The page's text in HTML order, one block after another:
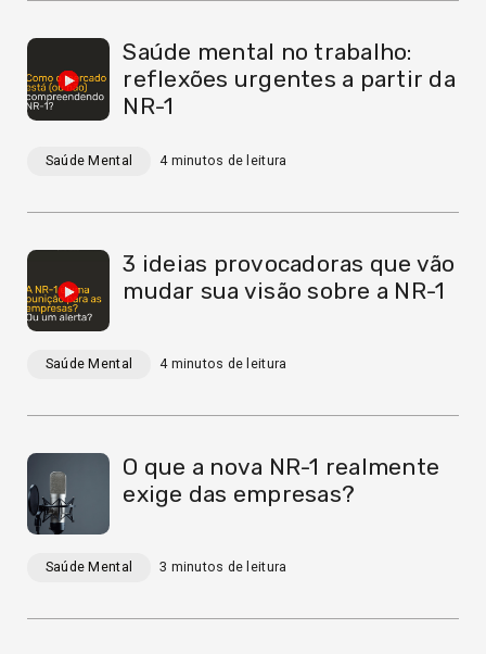
Saúde mental no trabalho:
reflexões urgentes a partir da
NR-1
Saúde Mental 4minutos de leitura
3 ideias provocadoras que vão
mudar sua visão sobre a NR-1
Saúde Mental 4minutos de leitura
O que a nova NR-1 realmente
exige das empresas?
Saúde Mental 3 minutos de leitura